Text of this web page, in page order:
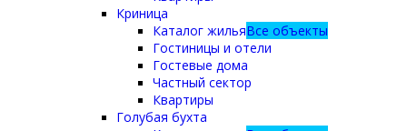
Криница
Каталог жильяВсе объекты
Гостиницы и отели
Гостевые дома
Частный сектор
Квартиры
Голубая бухта